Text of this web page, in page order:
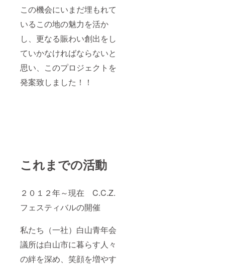
この機会にいまだ埋もれて
いるこの地の魅力を活か
し、更なる賑わい創出をし
ていかなければならないと
思い、このプロジェクトを
発案致しました！！
これまでの活動
２０１２年～現在 C.C.Z.
フェスティバルの開催
私たち（一社）白山青年会
議所は白山市に暮らす人々
の絆を深め、笑顔を増やす